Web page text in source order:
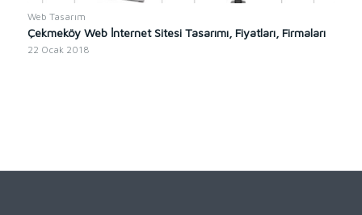
Web Tasarım
Çekmeköy Web İnternet Sitesi Tasarımı, Fiyatları, Firmaları
22 Ocak 2018